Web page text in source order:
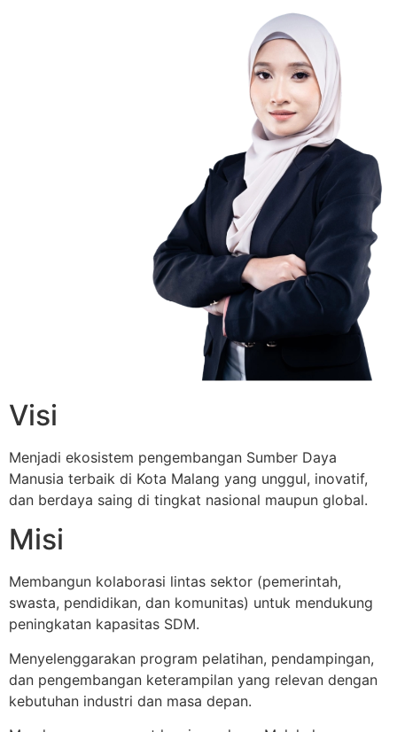
Visi
Menjadi ekosistem pengembangan Sumber Daya
Manusia terbaik di Kota Malang yang unggul, inovatif,
dan berdaya saing di tingkat nasional maupun global.
Misi
Membangun kolaborasi lintas sektor (pemerintah,
swasta, pendidikan, dan komunitas) untuk mendukung
peningkatan kapasitas SDM.
Menyelenggarakan program pelatihan, pendampingan,
dan pengembangan keterampilan yang relevan dengan
kebutuhan industri dan masa depan.